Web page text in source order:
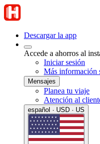
Descargar la app
Accede a ahorros al
Iniciar sesión
Más información
Mensajes
Planea tu viaje
Atención al
español · USD · US